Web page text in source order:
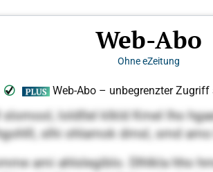
loldllel klkld Kmel lho
slhi ohlamok dmsl, smd
ami ahlslegiblo. Dlhlkla hho